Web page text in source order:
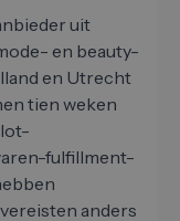
uit
en beauty-
en Utrecht
tien weken
fulfillment-
anders